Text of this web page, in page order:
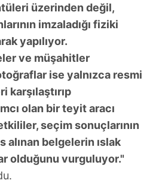
üzerinden değil,
imzaladığı fiziki
yapılıyor.
ve müşahitler
ise yalnızca resmi
karşılaştırıp
olan bir teyit aracı
seçim sonuçlarının
alınan belgelerin ıslak
olduğunu vurguluyor."